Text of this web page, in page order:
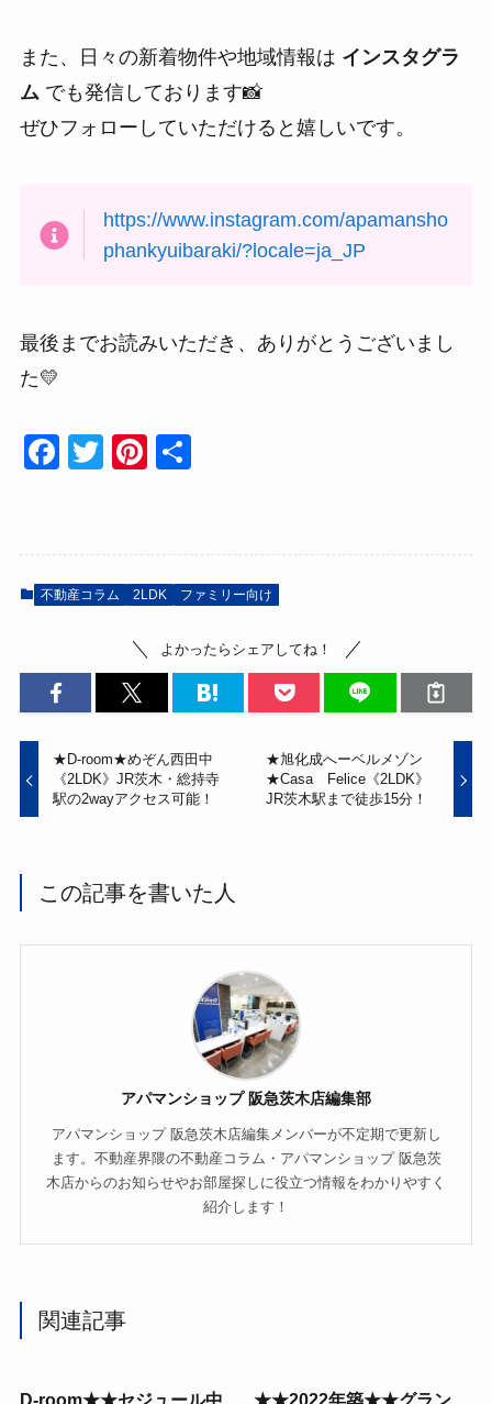
また、日々の新着物件や地域情報は インスタグラ
ムでも発信しております📸
ぜひフォローしていただけると嬉しいです。
https://www.instagram.com/apamansho
phankyuibaraki/?locale=ja_JP
最後までお読みいただき、ありがとうございまし
た💛
F
e
b
o
k
T
er
Pi
e
st
不動産コラム 2LDK ファミリー向け
よかったらシェアしてね！
★D-room★めぞん西田中
《2LDK》JR茨木・総持寺
駅の2wayアクセス可能！
★旭化成へーベルメゾン
★Casa Felice《2LDK》
JR茨木駅まで徒歩15分！
この記事を書いた人
アパマンショップ 阪急茨木店編集部
アパマンショップ 阪急茨木店編集メンバーが不定期で更新し
ます。不動産界隈の不動産コラム・アパマンショップ 阪急茨
木店からのお知らせやお部屋探しに役立つ情報をわかりやすく
紹介します！
関連記事
D-room★★セジュール中 ★★2022年築★★グラン